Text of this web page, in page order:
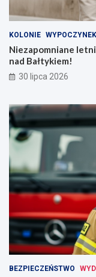
KOLONIE WYPOCZYNEK
Niezapomniane
nad Bałtykiem!
30 lipca 2026
BEZPIECZEŃSTWO